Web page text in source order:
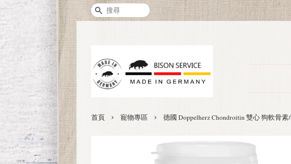
搜尋
首頁 › 寵物專區 › 德國 Doppelherz Chondroitin 雙心 狗軟骨